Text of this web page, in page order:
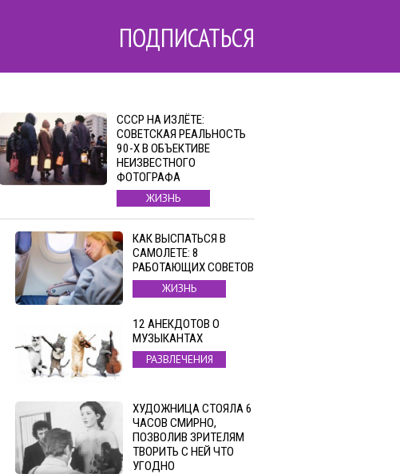
ПОДПИСАТЬСЯ
СССР НА ИЗЛЁТЕ:
СОВЕТСКАЯ РЕАЛЬНОСТЬ
90-Х В ОБЪЕКТИВЕ
НЕИЗВЕСТНОГО
ФОТОГРАФА
ЖИЗНЬ
КАК ВЫСПАТЬСЯ В
САМОЛЕТЕ: 8
РАБОТАЮЩИХ СОВЕТОВ
ЖИЗНЬ
12 АНЕКДОТОВ О
МУЗЫКАНТАХ
РАЗВЛЕЧЕНИЯ
ХУДОЖНИЦА СТОЯЛА 6
ЧАСОВ СМИРНО,
ПОЗВОЛИВ ЗРИТЕЛЯМ
ТВОРИТЬ С НЕЙ ЧТО
УГОДНО